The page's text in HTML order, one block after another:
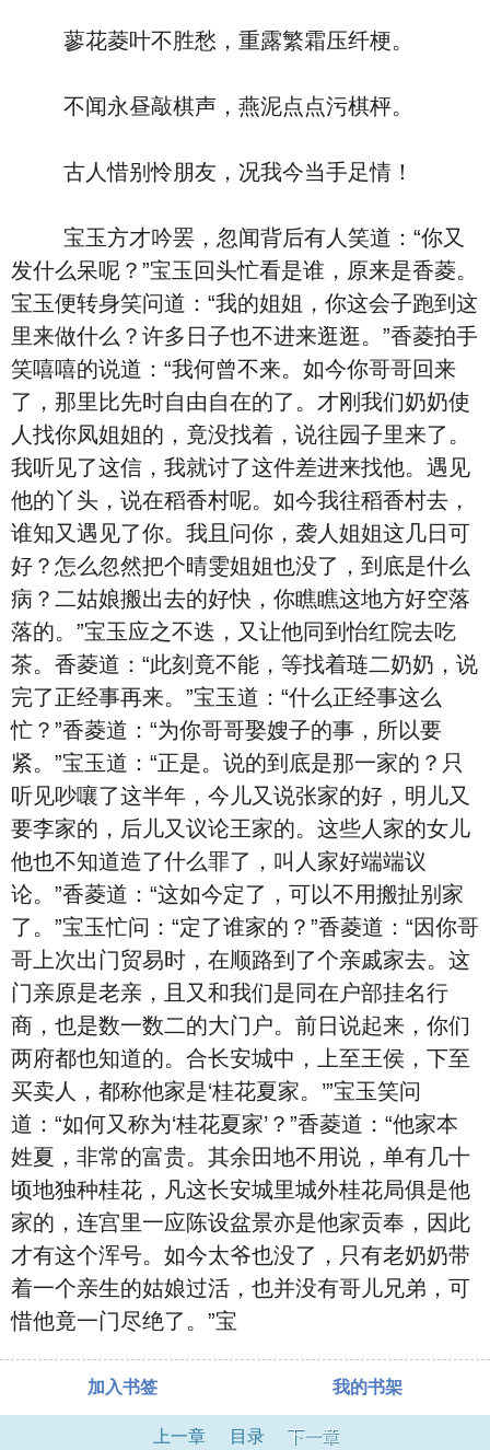
蓼花菱叶不胜愁，重露繁霜压纤梗。
不闻永昼敲棋声，燕泥点点污棋枰。
古人惜别怜朋友，况我今当手足情！
宝玉方才吟罢，忽闻背后有人笑道：“你又
发什么呆呢？”宝玉回头忙看是谁，原来是香菱。
宝玉便转身笑问道：“我的姐姐，你这会子跑到这
里来做什么？许多日子也不进来逛逛。”香菱拍手
笑嘻嘻的说道：“我何曾不来。如今你哥哥回来
了，那里比先时自由自在的了。才刚我们奶奶使
人找你凤姐姐的，竟没找着，说往园子里来了。
我听见了这信，我就讨了这件差进来找他。遇见
他的丫头，说在稻香村呢。如今我往稻香村去，
谁知又遇见了你。我且问你，袭人姐姐这几日可
好？怎么忽然把个晴雯姐姐也没了，到底是什么
病？二姑娘搬出去的好快，你瞧瞧这地方好空落
落的。”宝玉应之不迭，又让他同到怡红院去吃
茶。香菱道：“此刻竟不能，等找着琏二奶奶，说
完了正经事再来。”宝玉道：“什么正经事这么
忙？”香菱道：“为你哥哥娶嫂子的事，所以要
紧。”宝玉道：“正是。说的到底是那一家的？只
听见吵嚷了这半年，今儿又说张家的好，明儿又
要李家的，后儿又议论王家的。这些人家的女儿
他也不知道造了什么罪了，叫人家好端端议
论。”香菱道：“这如今定了，可以不用搬扯别家
了。”宝玉忙问：“定了谁家的？”香菱道：“因你哥
哥上次出门贸易时，在顺路到了个亲戚家去。这
门亲原是老亲，且又和我们是同在户部挂名行
商，也是数一数二的大门户。前日说起来，你们
两府都也知道的。合长安城中，上至王侯，下至
买卖人，都称他家是‘桂花夏家。’”宝玉笑问
道：“如何又称为‘桂花夏家’？”香菱道：“他家本
姓夏，非常的富贵。其余田地不用说，单有几十
顷地独种桂花，凡这长安城里城外桂花局俱是他
家的，连宫里一应陈设盆景亦是他家贡奉，因此
才有这个浑号。如今太爷也没了，只有老奶奶带
着一个亲生的姑娘过活，也并没有哥儿兄弟，可
惜他竟一门尽绝了。”宝
加入书签 我的书架
上一章 目录 下一章